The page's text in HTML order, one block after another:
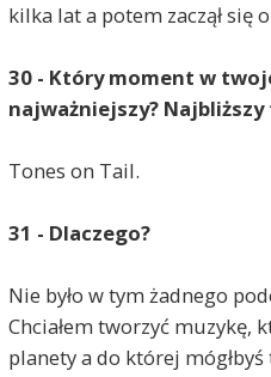
kilka lat a potem zaczął się
30 - Który moment w
najważniejszy?
Tones on Tail.
31 - Dlaczego?
Nie było w tym żadnego
Chciałem tworzyć muzykę,
planety a do której